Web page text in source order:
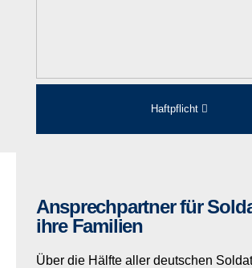
Haftpflicht
Ansprechpartner für
ihre Familien
Über die Hälfte aller deutschen